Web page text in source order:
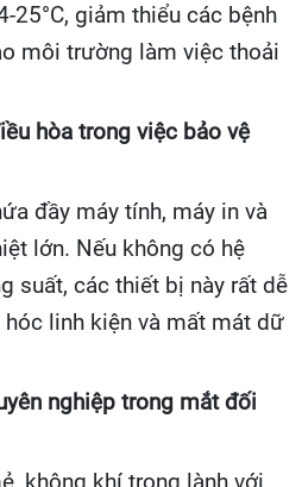
25°C, giảm thiểu các bệnh
môi trường làm việc thoải
hòa trong việc bảo vệ
đầy máy tính, máy in và
lớn. Nếu không có hệ
suất, các thiết bị này rất dễ
hóc linh kiện và mất mát dữ
nghiệp trong mắt đối